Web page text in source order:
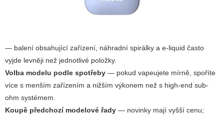
— balení obsahující zařízení, náhradní spirálky a e-liquid často
vyjde levněji než jednotlivé položky.
Volba modelu podle spotřeby — pokud vapeujete mírně, spoříte
více s menším zařízením a nižším výkonem než s high-end sub-
ohm systémem.
Koupě předchozí modelové řady — novinky mají vyšší cenu;